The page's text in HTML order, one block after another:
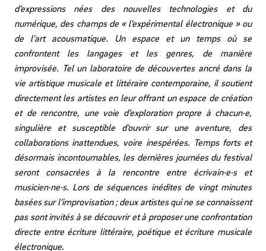
d’expressions nées des nouvelles technologies et du
numérique, des champs de « l’expérimental électronique » ou
de l’art acousmatique. Un espace et un temps où se
confrontent les langages et les genres, de manière
improvisée. Tel un laboratoire de découvertes ancré dans la
vie artistique musicale et littéraire contemporaine, il soutient
directement les artistes en leuroffrant un espace de création
et de rencontre, une voie d’exploration propre à chacun·e,
singulière et susceptible d’ouvrir sur une aventure, des
collaborations inattendues, voire inespérées. Temps forts et
désormais incontournables, les dernières journées du festival
seront consacrées à la rencontre entre écrivain·e·s et
musicien·ne·s. Lors de séquences inédites de vingt minutes
basées sur l’improvisation ; deux artistes qui ne se connaissent
pas sont invités à se découvrir et à proposer une confrontation
directe entre écriture littéraire, poétique et écriture musicale
électronique.